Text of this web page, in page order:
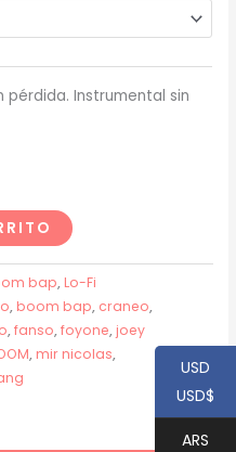
pérdida. Instrumental sin
bap, Lo-Fi
, boom bap, craneo,
,fanso,foyone, joey
, mir nicolas,
USD
USD$
ARS